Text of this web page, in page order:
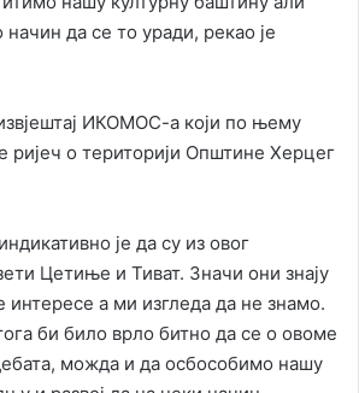
да се то уради, рекао је
ИКОМОС-а који по њему
ријеч о територији Општине Херцег
је да су из овог
Цетиње и Тиват. Значи они знају
интересе а ми изгледа да не знамо.
би било врло битно да се о овоме
можда и да осбособимо нашу